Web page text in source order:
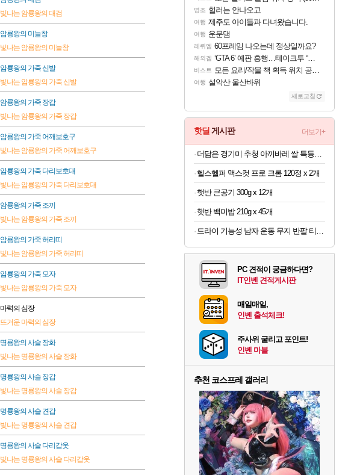
빛나는 암룡왕의 대검
암룡왕의 미늘창
빛나는 암룡왕의 미늘창
암룡왕의 가죽 신발
빛나는 암룡왕의 가죽 신발
암룡왕의 가죽 장갑
빛나는 암룡왕의 가죽 장갑
암룡왕의 가죽 어깨보호구
빛나는 암룡왕의 가죽 어깨보호구
암룡왕의 가죽 다리보호대
빛나는 암룡왕의 가죽 다리보호대
암룡왕의 가죽 조끼
빛나는 암룡왕의 가죽 조끼
암룡왕의 가죽 허리띠
빛나는 암룡왕의 가죽 허리띠
암룡왕의 가죽 모자
빛나는 암룡왕의 가죽 모자
마력의 심장
뜨거운 마력의 심장
명룡왕의 사슬 장화
빛나는 명룡왕의 사슬 장화
명룡왕의 사슬 장갑
빛나는 명룡왕의 사슬 장갑
명룡왕의 사슬 견갑
빛나는 명룡왕의 사슬 견갑
명룡왕의 사슬 다리갑옷
빛나는 명룡왕의 사슬 다리갑옷
명조 힐러는 안나오고
여행 제주도 아이들과 다녀왔습니다.
여행 운문댐
레퀴엠 60프레임 나오는데 정상일까요?
해외겜 ‘GTA 6’ 예판 흥행…테이크투 “내부 예상 크게 넘어”
비스트 모든 요리/작물 책 획득 위치 공략 (36개) - 미식가 도전과제
여행 설악산 울산바위
새로고침
핫딜 게시판 더보기+
헬스헬퍼 맥스컷 프로 크롬 120정 x 2개
햇반 큰공기 300g x 12개
햇반 백미밥 210g x 45개
드라이 기능성 남자 운동 무지 반팔 티셔츠 빅사이즈
PC 견적이 궁금하다면?
IT인벤 견적게시판
매일매일,
인벤 출석체크!
주사위 굴리고 포인트!
인벤 마블
추천 코스프레 갤러리